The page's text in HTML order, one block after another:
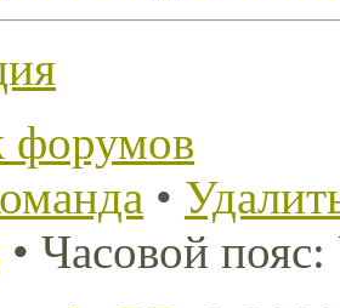
форумов
•
• Часовой